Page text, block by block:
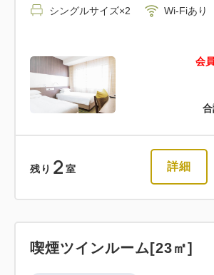
会
シングルサイズ×2 Wi-Fiあり
残り 2 室 詳細
喫煙ツインルーム[23㎡]